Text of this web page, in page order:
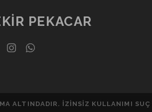
PEKACAR
instagram
whatsapp
ALTINDADIR. İZINSIZ KULLANIMI